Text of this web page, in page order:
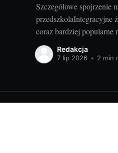
Szczegółowe spojrzenie
przedszkolaIntegracyjne
coraz bardziej popularne
Ale czym dokładnie są
przynoszą dzieciom?
Redakcja
7 lip 2026 • 2 min